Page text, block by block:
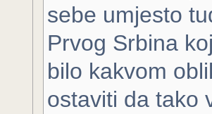
sebe umjesto
Prvog Srbina
bilo kakvom
ostaviti da tako